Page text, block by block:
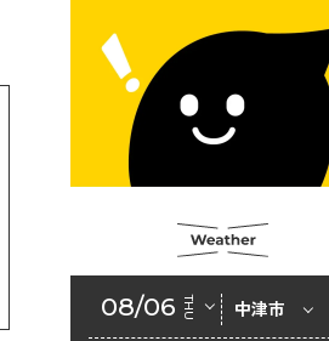
2026年6月5日 新婚世帯の家
賃の助成をしています
2026年6月2日 戸籍に氏名の
振り仮名が記載されます
審査申請（建設工事・建設コ
2026年6月1日 山田地域づくり
協議会
08/06 THU 中津市